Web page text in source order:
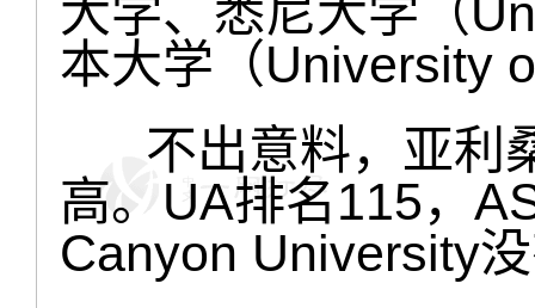
大学、悉尼大学（
本大学（University
不出意料，亚利
高。UA排名115，
Canyon University